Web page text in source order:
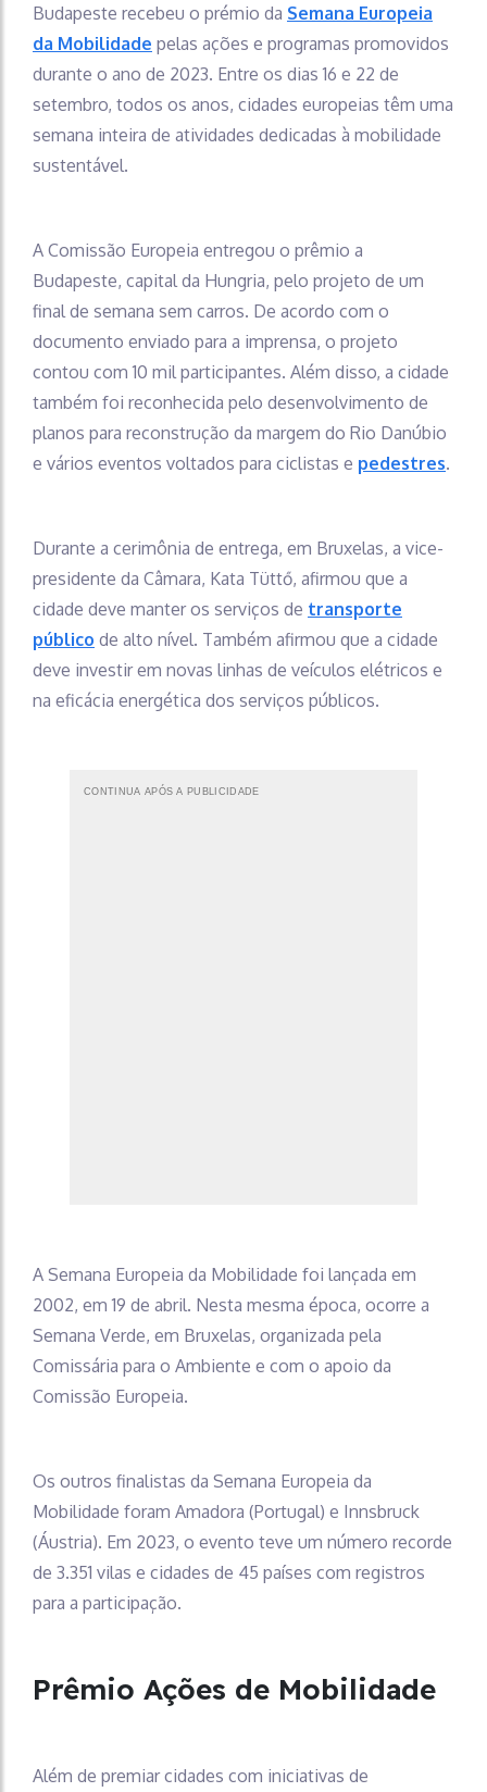
Budapeste recebeu o prémio da Semana Europeia
da Mobilidade pelas ações e programas promovidos
durante o ano de 2023. Entre os dias 16 e 22 de
setembro, todos os anos, cidades europeias têm uma
semana inteira de atividades dedicadas à mobilidade
sustentável.
A Comissão Europeia entregou o prêmio a
Budapeste, capital da Hungria, pelo projeto de um
final de semana sem carros. De acordo com o
documento enviado para a imprensa, o projeto
contou com 10 mil participantes. Além disso, a cidade
também foi reconhecida pelo desenvolvimento de
planos para reconstrução da margem do Rio Danúbio
e vários eventos voltados para ciclistas e pedestres.
Durante a cerimônia de entrega, em Bruxelas, a vice-
presidente da Câmara, Kata Tüttő, afirmou que a
cidade deve manter os serviços de transporte
público de alto nível. Também afirmou que a cidade
deve investir em novas linhas de veículos elétricos e
na eficácia energética dos serviços públicos.
CONTINUA APÓS A PUBLICIDADE
A Semana Europeia da Mobilidade foi lançada em
2002, em 19 de abril. Nesta mesma época, ocorre a
Semana Verde, em Bruxelas, organizada pela
Comissária para o Ambiente e com o apoio da
Comissão Europeia.
Os outros finalistas da Semana Europeia da
Mobilidade foram Amadora (Portugal) e Innsbruck
(Áustria). Em 2023, o evento teve um número recorde
de 3.351 vilas e cidades de 45 países com registros
para a participação.
Prêmio Ações de Mobilidade
Além de premiar cidades com iniciativas de